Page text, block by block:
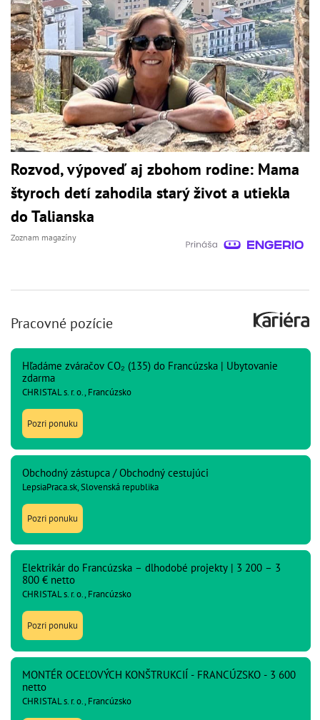
Rozvod, výpoveď aj zbohom rodine: Mama
štyroch detí zahodila starý život a utiekla
do Talianska
Zoznam magazíny
Pracovné pozície
Hľadáme zváračov CO₂ (135) do Francúzska | Ubytovanie
zdarma
CHRISTAL s. r. o., Francúzsko
Pozri ponuku
Obchodný zástupca / Obchodný cestujúci
LepsiaPraca.sk, Slovenská republika
Pozri ponuku
Elektrikár do Francúzska – dlhodobé projekty | 3 200 – 3
800 € netto
CHRISTAL s. r. o., Francúzsko
Pozri ponuku
MONTÉR OCEĽOVÝCH KONŠTRUKCIÍ - FRANCÚZSKO - 3 600
netto
CHRISTAL s. r. o., Francúzsko